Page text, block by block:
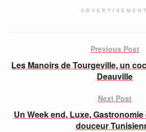
ADVERTISEMENT
Previous Post
Les Manoirs de Tourgeville, un
Deauville
Next Post
Un Week end, Luxe,
douceur